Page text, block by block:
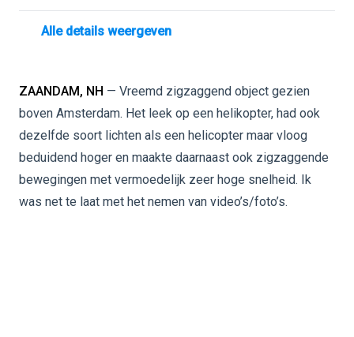
Alle details weergeven
ZAANDAM, NH — Vreemd zigzaggend object gezien
boven Amsterdam. Het leek op een helikopter, had ook
dezelfde soort lichten als een helicopter maar vloog
beduidend hoger en maakte daarnaast ook zigzaggende
bewegingen met vermoedelijk zeer hoge snelheid. Ik
was net te laat met het nemen van video’s/foto’s.